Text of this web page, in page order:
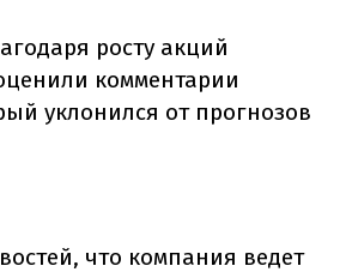
росту акций
комментарии
уклонился от прогнозов
что компания ведет